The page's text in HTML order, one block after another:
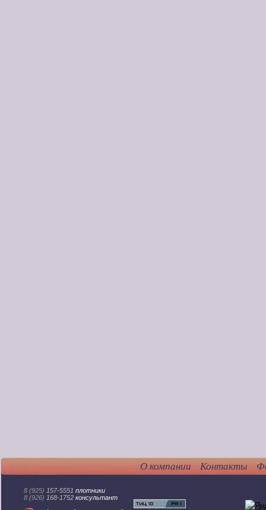
8 (925) 157-5551 плотники
8 (926) 168-1752 консультант
О компании Контакты